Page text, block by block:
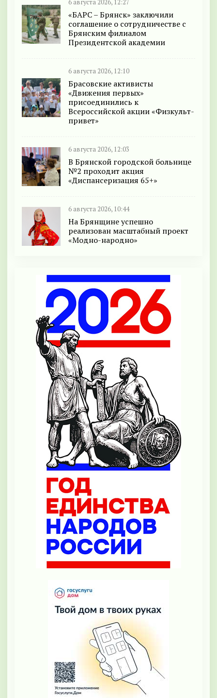
6 августа 2026, 12:27
«БАРС – Брянск» заключили
соглашение о сотрудничестве с
Брянским филиалом
Президентской академии
6 августа 2026, 12:10
Брасовские активисты
«Движения первых»
присоединились к
Всероссийской акции «Физкульт-
привет»
6 августа 2026, 12:03
В Брянской городской больнице
№2 проходит акция
«Диспансеризация 65+»
6 августа 2026, 10:44
На Брянщине успешно
реализован масштабный проект
«Модно-народно»